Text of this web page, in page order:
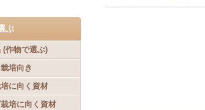
ぶ
(作物で選ぶ)
培向き
に向く資材
培に向く資材